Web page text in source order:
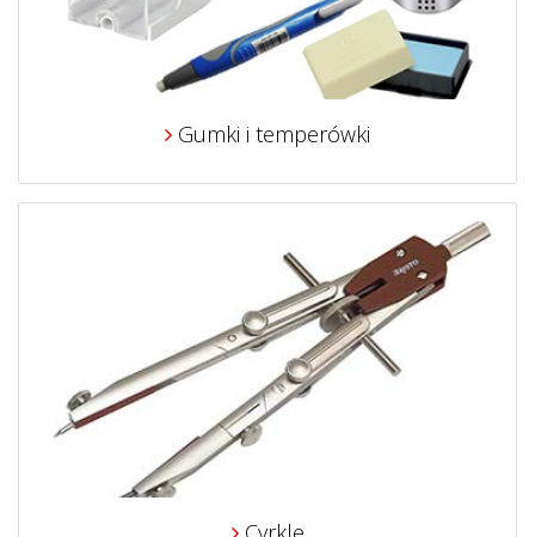
Gumki i temperówki